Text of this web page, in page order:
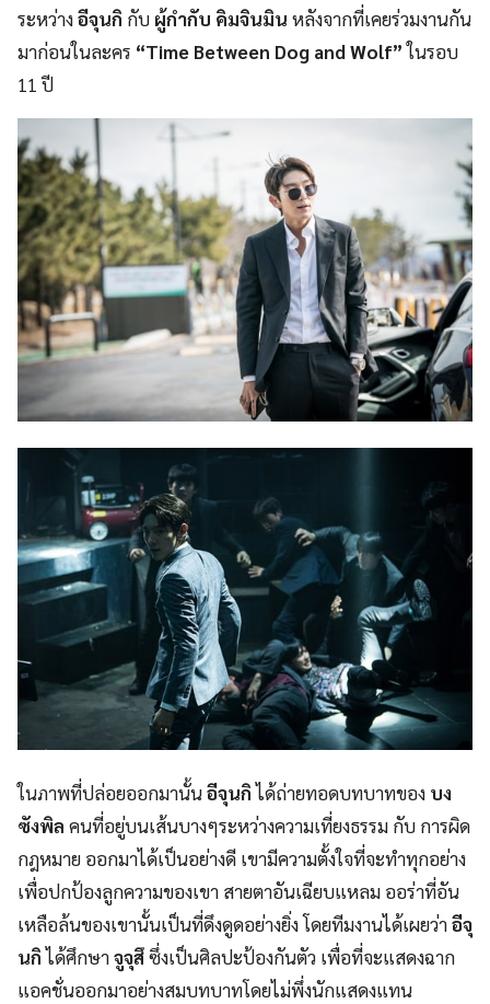
ระหว่างอีจุนกิ กับ ผู้กำกับ คิมจินมิน หลังจากที่เคยร่วมงานกัน
มาก่อนในละคร “Time Between Dog and Wolf”ในรอบ
11 ปี
ในภาพที่ปล่อยออกมานั้นอีจุนกิได้ถ่ายทอดบทบาทของ บง
ซังพิล คนที่อยู่บนเส้นบางๆระหว่างความเที่ยงธรรม กับ การผิด
กฎหมาย ออกมาได้เป็นอย่างดี เขามีความตั้งใจที่จะทำทุกอย่าง
เพื่อปกป้องลูกความของเขา สายตาอันเฉียบแหลม ออร่าที่อัน
เหลือล้นของเขานั้นเป็นที่ดึงดูดอย่างยิ่ง โดยทีมงานได้เผยว่าอีจุ
นกิได้ศึกษาจูจุสึซึ่งเป็นศิลปะป้องกันตัว เพื่อที่จะแสดงฉาก
แอคชั่นออกมาอย่างสมบทบาทโดยไม่พึ่งนักแสดงแทน